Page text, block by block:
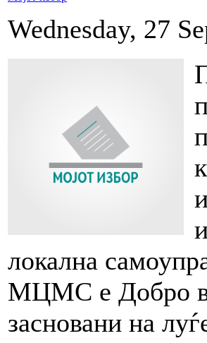
Wednesday, 27
локална
МЦМС е Добро
засновани на